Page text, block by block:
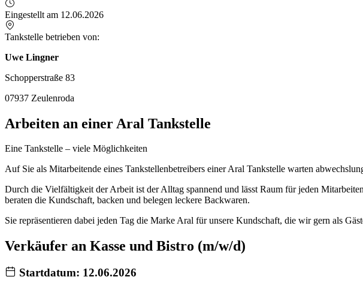
Eingestellt am 12.06.2026
Tankstelle betrieben von:
Uwe Lingner
Schopperstraße 83
07937 Zeulenroda
Arbeiten an einer Aral Tankstelle
Eine Tankstelle – viele Möglichkeiten
Auf Sie als Mitarbeitende eines Tankstellenbetreibers einer Aral Tankstelle warten
Durch die Vielfältigkeit der Arbeit ist der Alltag spannend und lässt Raum für jeden
beraten die Kundschaft, backen und belegen leckere Backwaren.
Sie repräsentieren dabei jeden Tag die Marke Aral für unsere Kundschaft, die wir gern als
Verkäufer an Kasse und Bistro (m/w/d)
Startdatum: 12.06.2026